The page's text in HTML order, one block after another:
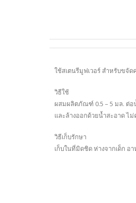
ใช้สเตนรีมูฟเวอร์ สำหรับขจั
วิธีใช้
ผสมผลิตภัณฑ์ 0.5 – 5 มล. ต่อ
และล้างออกด้วยน้ำสะอาด ไ
วิธีเก็บรักษา
เก็บในที่มิดชิด ห่างจากเด็ก อา